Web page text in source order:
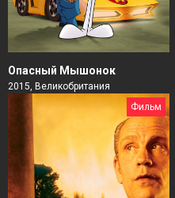
Опасный Мышонок
2015, Великобритания
Фильм